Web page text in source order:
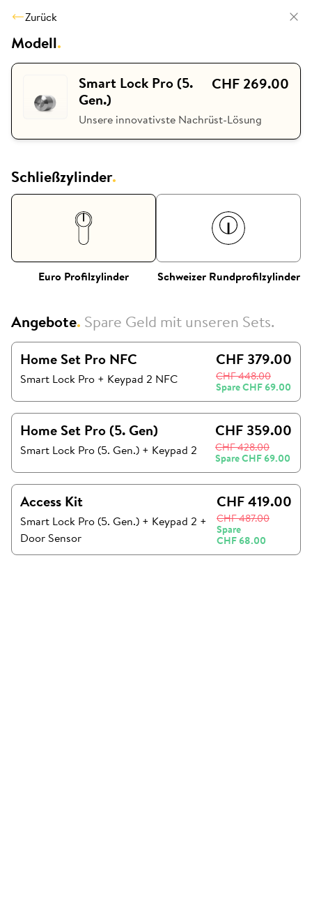
Zurück
Modell.
Smart Lock Pro (5.
Gen.)
CHF 269.00
Unsere innovativste Nachrüst-Lösung
Schließzylinder.
Euro Profilzylinder Schweizer Rundprofilzylinder
Angebote. Spare Geld mit unseren Sets.
Home Set Pro NFC
Smart Lock Pro + Keypad 2 NFC
CHF 379.00
CHF 448.00
SpareCHF 69.00
Home Set Pro (5. Gen)
Smart Lock Pro (5. Gen.) + Keypad 2
CHF 359.00
CHF 428.00
SpareCHF 69.00
Access Kit
Smart Lock Pro (5. Gen.) + Keypad 2 +
Door Sensor
CHF 419.00
CHF 487.00
Spare
CHF 68.00